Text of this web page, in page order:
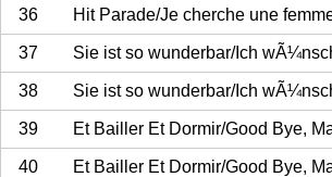
36 Hit Parade/Je cherche une
37 Sie ist so wunderbar/Ich
38 Sie ist so wunderbar/Ich
39 Et Bailler Et Dormir/Good Bye,
40 Et Bailler Et Dormir/Good Bye,